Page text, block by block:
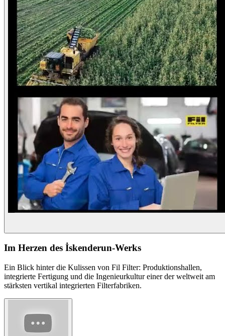
Im Herzen des İskenderun-Werks
Ein Blick hinter die Kulissen von Fil Filter: Produktionshallen,
integrierte Fertigung und die Ingenieurkultur einer der weltweit am
stärksten vertikal integrierten Filterfabriken.